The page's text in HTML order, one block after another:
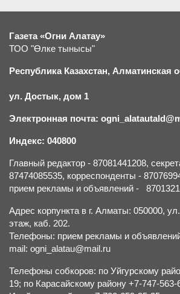
Газета «Огни Алатау»
ТОО "Өлке тынысы"
Республика Казахстан, Алматинская
ул. Достык, дом 1
Электронная почта:
Индекс: 040800
Главный редактор - 87081441208,
87474085535, корреспонденты -
прием рекламы и объявлений -
Адрес корпункта в г. Алматы: 050000,
этаж, каб. 202.
Телефоны: прием рекламы и
mail: ogni_alatau@mail.ru
Телефоны собкоров: по Уйгурскому
19; по Карасайскому району +7-747-563-